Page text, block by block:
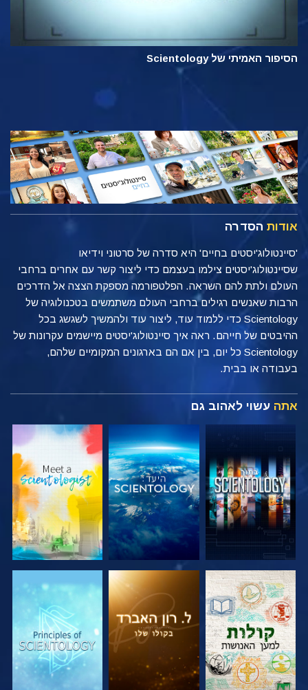
הסיפור האמיתי של Scientology
אודות הסדרה
'סיינטולוג'יסטים בחיים' היא סדרה של סרטוני וידיאו
שסיינטולוג'יסטים צילמו בעצמם כדי ליצור קשר עם אחרים ברחבי
העולם ולתת להם השראה. הפלטפורמה מספקת הצצה אל הדרכים
הרבות שאנשים רגילים ברחבי העולם משתמשים בטכנולוגיה של
Scientology כדי ללמוד עוד, ליצור עוד ולהמשיך לשגשג בכל
ההיבטים של חייהם. ראה איך סיינטולוג'יסטים מיישמים עקרונות של
Scientology כל יום, בין אם הם בארגונים המקומיים שלהם,
בעבודה או בבית.
אתה עשוי לאהוב גם
בדוק את הסדרה בדוק את הסדרה בדוק את הסדרה